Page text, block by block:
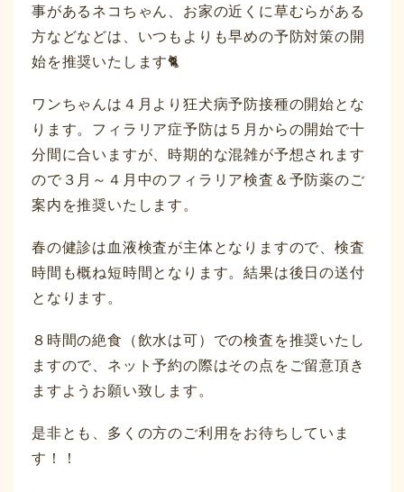
事があるネコちゃん、お家の近くに草むらがある
方などなどは、いつもよりも早めの予防対策の開
始を推奨いたします🐈
ワンちゃんは４月より狂犬病予防接種の開始とな
ります。フィラリア症予防は５月からの開始で十
分間に合いますが、時期的な混雑が予想されます
ので３月～４月中のフィラリア検査＆予防薬のご
案内を推奨いたします。
春の健診は血液検査が主体となりますので、検査
時間も概ね短時間となります。結果は後日の送付
となります。
８時間の絶食（飲水は可）での検査を推奨いたし
ますので、ネット予約の際はその点をご留意頂き
ますようお願い致します。
是非とも、多くの方のご利用をお待ちしていま
す！！